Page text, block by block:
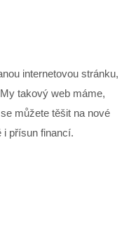
internetovou stránku,
takový web máme,
můžete těšit na nové
přísun financí.